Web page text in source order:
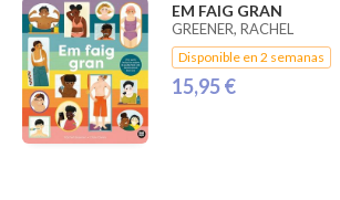
EM FAIG GRAN
GREENER, RACHEL
Disponible en 2 semanas
15,95 €